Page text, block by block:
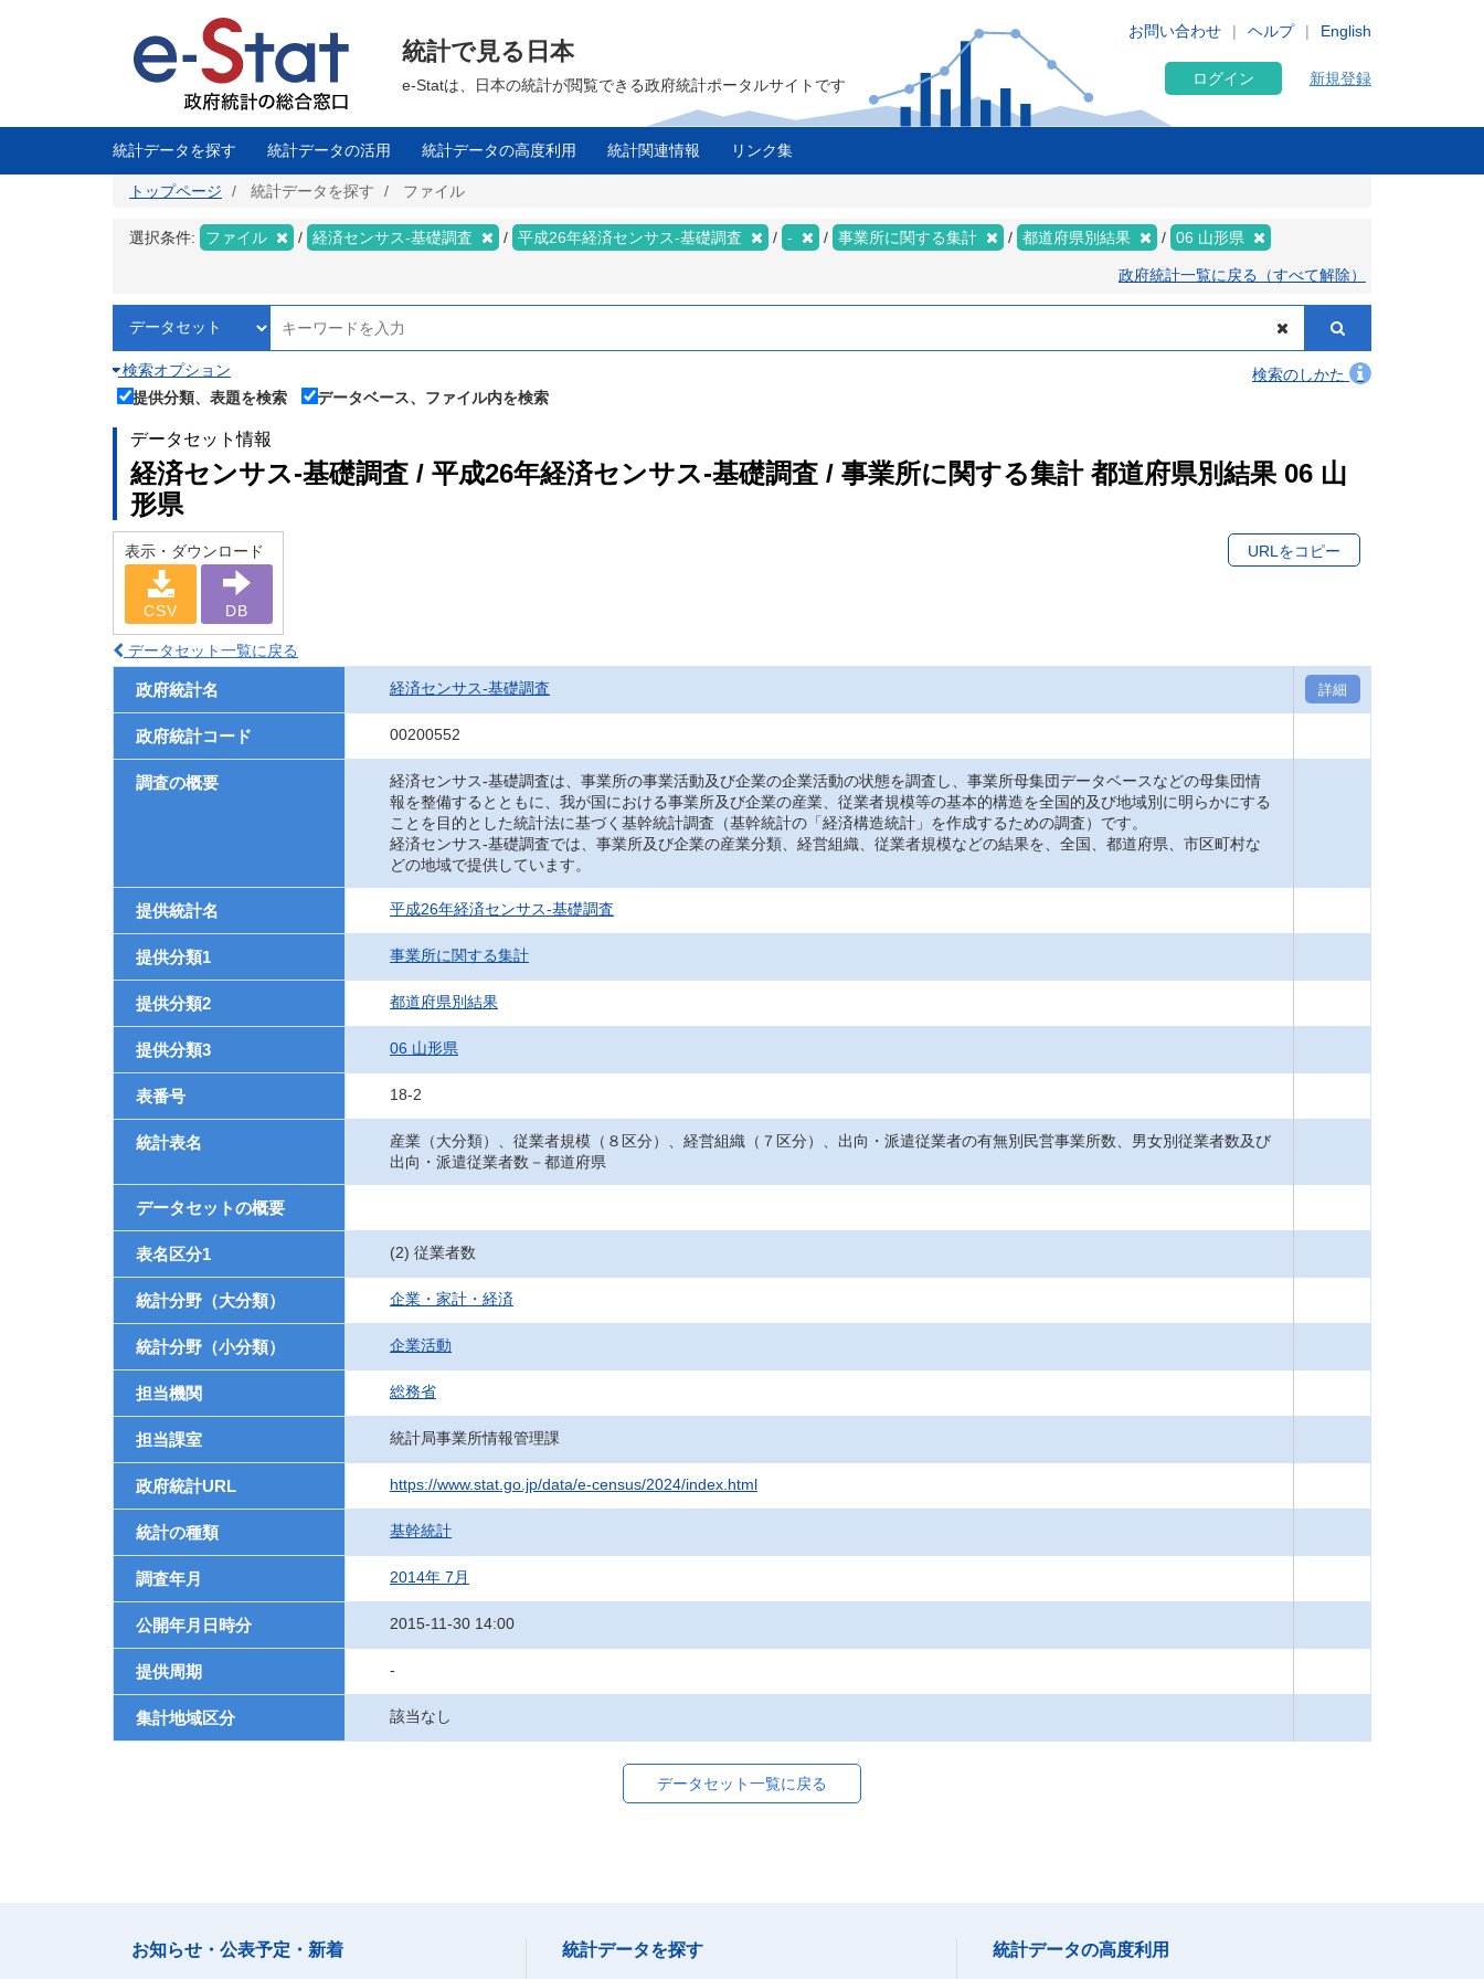
に
English
お問い合わせ ヘルプ
統計で見る日本
e-Statは、日本の統計が閲覧できる政府統計ポータルサイトです ログイン 新規登録
統計データを探す 統計データの活用 統計データの高度利用 統計関連情報 リンク集
トップページ 統計データを探す ファイル
選択条件: ファイル 経済センサス‐基礎調査 平成26年経済センサス‐基礎調査 - 事業所に関する集計 都道府県別結果 06 山形県
政府統計一覧に戻る（すべて解除）
検索オプション
検索のしかた
提供分類、表題を検索
データベース、ファイル内を検索
データセット情報
経済センサス‐基礎調査 / 平成26年経済センサス‐基礎調査 / 事業所に関する集計 都道府県別結果 06 山
形県
表示・ダウンロード
CSV DB
URLをコピー
データセット一覧に戻る
政府統計名 経済センサス‐基礎調査 詳細
政府統計コード 00200552
調査の概要
経済センサス‐基礎調査は、事業所の事業活動及び企業の企業活動の状態を調査し、事業所母集団データベースなどの母集団情
報を整備するとともに、我が国における事業所及び企業の産業、従業者規模等の基本的構造を全国的及び地域別に明らかにする
ことを目的とした統計法に基づく基幹統計調査（基幹統計の「経済構造統計」を作成するための調査）です。
経済センサス‐基礎調査では、事業所及び企業の産業分類、経営組織、従業者規模などの結果を、全国、都道府県、市区町村な
どの地域で提供しています。
提供統計名 平成26年経済センサス‐基礎調査
提供分類1 事業所に関する集計
提供分類2 都道府県別結果
提供分類3 06 山形県
表番号 18-2
統計表名
産業（大分類）、従業者規模（８区分）、経営組織（７区分）、出向・派遣従業者の有無別民営事業所数、男女別従業者数及び
出向・派遣従業者数－都道府県
データセットの概要
表名区分1 (2) 従業者数
統計分野（大分類） 企業・家計・経済
統計分野（小分類） 企業活動
担当機関 総務省
担当課室 統計局事業所情報管理課
政府統計URL https://www.stat.go.jp/data/e-census/2024/index.html
統計の種類 基幹統計
調査年月 2014年 7月
公開年月日時分 2015-11-30 14:00
提供周期 -
集計地域区分 該当なし
データセット一覧に戻る
お知らせ・公表予定・新着 統計データを探す 統計データの高度利用